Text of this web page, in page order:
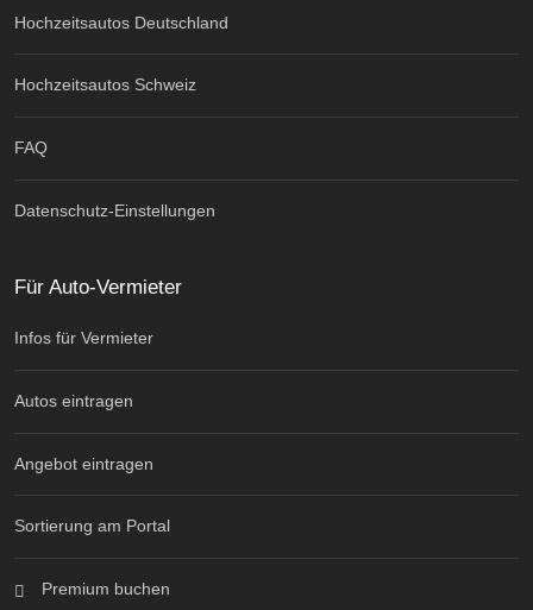
Hochzeitsautos Deutschland
Hochzeitsautos Schweiz
FAQ
Datenschutz-Einstellungen
Für Auto-Vermieter
Infos für Vermieter
Autos eintragen
Angebot eintragen
Sortierung am Portal
Premium buchen